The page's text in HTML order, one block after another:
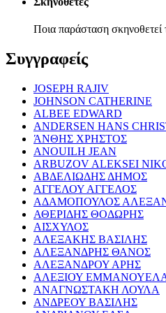
Ποια παράσταση σκηνοθετεί
Συγγραφείς
JOSEPH RAJIV
JOHNSON CATHERINE
ALBEE EDWARD
ANDERSEN HANS
ΆΝΘΗΣ ΧΡΗΣΤΟΣ
ANOUILH JEAN
ARBUZOV ALEKSEI
ΑΒΔΕΛΙΩΔΗΣ ΔΗΜΟΣ
ΑΓΓΕΛΟΥ ΑΓΓΕΛΟΣ
ΑΔΑΜΟΠΟΥΛΟΣ
ΑΘΕΡΙΔΗΣ ΘΟΔΩΡΗΣ
ΑΙΣΧΥΛΟΣ
ΑΛΕΞΑΚΗΣ ΒΑΣΙΛΗΣ
ΑΛΕΞΑΝΔΡΗΣ ΘΑΝΟΣ
ΑΛΕΞΑΝΔΡΟΥ ΑΡΗΣ
ΑΛΕΞΙΟΥ
ΑΝΑΓΝΩΣΤΑΚΗ ΛΟΥΛΑ
ΑΝΔΡΕΟΥ ΒΑΣΙΛΗΣ